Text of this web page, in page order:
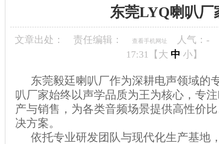
东莞LYQ喇叭厂
文章出处： 责任编辑： 查看手机网址 人气： -
17:31【 大 中 小】
东莞毅廷喇叭厂作为深耕电声领域的
叭厂家始终以声学品质为王为核心，专
产与销售，为各类音频场景提供高性价
决方案。
依托专业研发团队与现代化生产基地